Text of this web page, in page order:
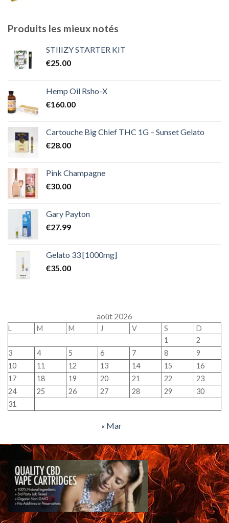
€2,000.00
Produits les mieux notés
STIIIZY STARTER KIT
€25.00
Hemp Oil Rsho-X
€160.00
Cartouche Big Chief THC 1G – Sunset Gelato
€28.00
Pink Champagne
€30.00
Gary Payton
€27.99
Gelato 33 [1000mg]
€35.00
août 2026
L M M J V S
D
1
2
3
4 5 6 7 8
9
10
11 12 13 14 15
16
17
18 19 20 21 22
23
24
25 26 27 28 29
30
31
« Mar